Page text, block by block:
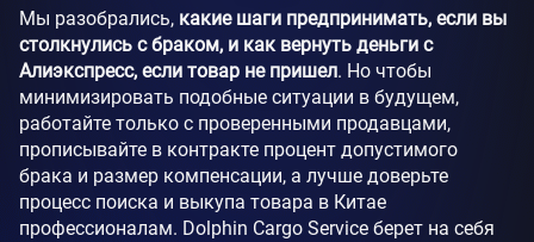
Мы разобрались, какие шаги предпринимать, если вы
столкнулись с браком, и как вернуть деньги с
Алиэкспресс, если товар не пришел. Но чтобы
минимизировать подобные ситуации в будущем,
работайте только с проверенными продавцами,
прописывайте в контракте процент допустимого
брака и размер компенсации, а лучше доверьте
процесс поиска и выкупа товара в Китае
профессионалам. Dolphin Cargo Service берет на себя